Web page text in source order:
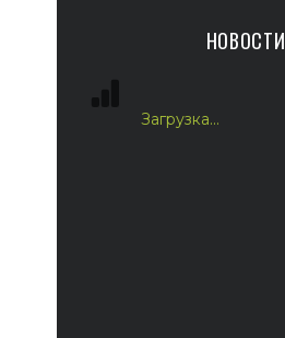
НОВОСТИ
Загрузка...